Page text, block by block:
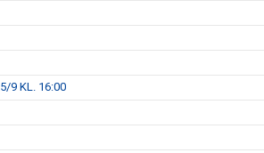
9 KL. 16:00